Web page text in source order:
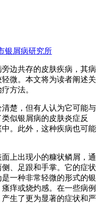
银屑病研究所
边共存的皮肤疾病，其病
微。本文将为读者阐述关
方法。
楚，但有人认为它可能与
似银屑病的皮肤炎症反
。此外，这种疾病也可能
上出现小的糠状鳞屑，通
、足跟和手掌。它的症状
一种非常轻微的形式的银
痒或烧灼感。在一些病例
生了更为显著的症状和严